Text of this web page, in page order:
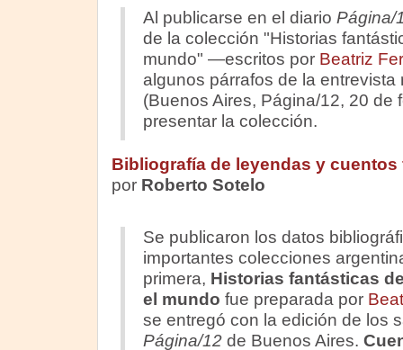
Al publicarse en el diario Página/
de la colección "Historias
mundo" —escritos por Beatriz
algunos párrafos de la entrevista
(Buenos Aires, Página/12, 20 de
presentar la colección.
Bibliografía de leyendas y
por Roberto Sotelo
Se publicaron los datos
importantes colecciones
primera, Historias fantásticas
el mundo fue preparada por
se entregó con la edición de los
Página/12de Buenos Aires.